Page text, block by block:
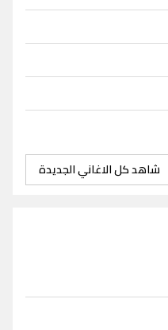
شاهد كل الاغاني الجديدة